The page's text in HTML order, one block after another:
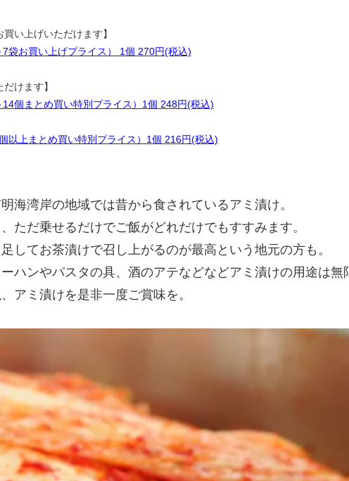
い上げいただけます】
お買い上げプライス） 1個 270円(税込)
けます】
まとめ買い特別プライス）1個 248円(税込)
上まとめ買い特別プライス）1個 216円(税込)
海湾岸の地域では昔から食されているアミ漬け。
ただ乗せるだけでご飯がどれだけでもすすみます。
してお茶漬けで召し上がるのが最高という地元の方も。
ハンやパスタの具、酒のアテなどなどアミ漬けの用途は無
アミ漬けを是非一度ご賞味を。